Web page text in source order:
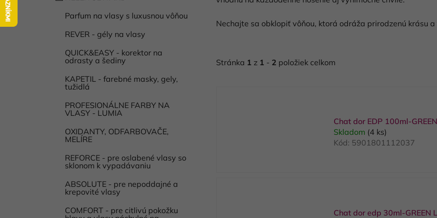
kategórie
Parfum na vlasy s luxusnou vôňou
REVER - gély na vlasy
QUICK&EASY - korektor na
odrasty a šediny
KAPETIL - farebné masky, gely,
tužidlá
PROFESIONÁLNE FARBY NA
VLASY - LUMIA
OXIDANTY, ODFARBOVAČE,
MELÍRE
REFORCE - pre oslabené vlasy so
sklonom k vypadávaniu
ABSOLUTE - pre nepoddajné a
krepovité vlasy
COMFORT - pre citlivú pokožku
Nechajte sa obklopiť vôňou, ktorá odráža prirodzenú krásu a
Stránka 1 z 1 - 2 položiek celkom
Chat dor EDP 100ml-
Skladom (4 ks)
Kód: 5901801112037
Chat dor edp 30ml-GREEN